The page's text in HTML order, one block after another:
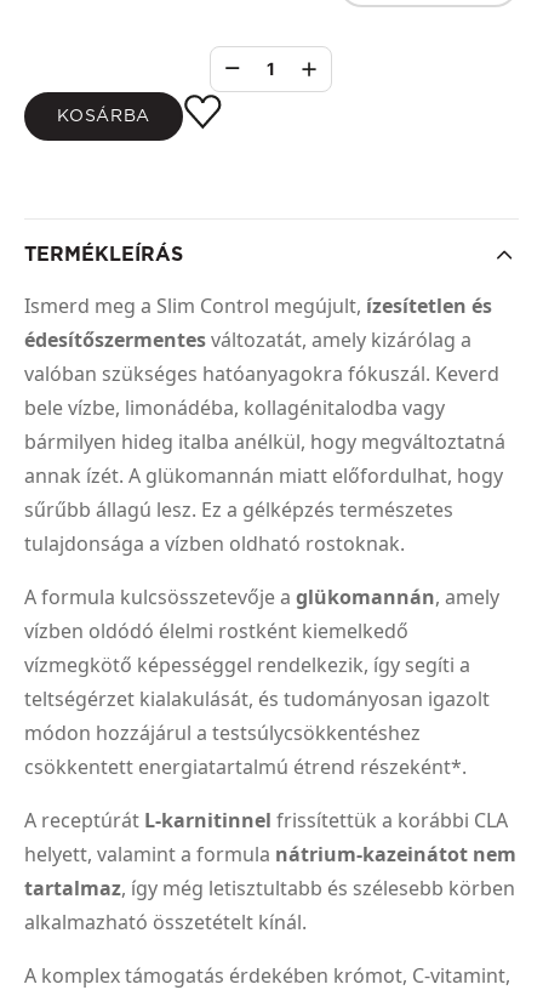
1
KOSÁRBA
TERMÉKLEÍRÁS
Ismerd meg a Slim Control megújult, ízesítetlen és
édesítőszermentesváltozatát, amely kizárólag a
valóban szükséges hatóanyagokra fókuszál. Keverd
bele vízbe, limonádéba, kollagénitalodba vagy
bármilyen hideg italba anélkül, hogy megváltoztatná
annak ízét. A glükomannán miatt előfordulhat, hogy
sűrűbb állagú lesz. Ez a gélképzés természetes
tulajdonsága a vízben oldható rostoknak.
A formula kulcsösszetevője a glükomannán, amely
vízben oldódó élelmi rostként kiemelkedő
vízmegkötő képességgel rendelkezik, így segíti a
teltségérzet kialakulását, és tudományosan igazolt
módon hozzájárul a testsúlycsökkentéshez
csökkentett energiatartalmú étrend részeként*.
A receptúrát L-karnitinnel frissítettük a korábbi CLA
helyett, valamint a formula nátrium-kazeinátot nem
tartalmaz, így még letisztultabb és szélesebb körben
alkalmazható összetételt kínál.
A komplex támogatás érdekében krómot, C-vitamint,